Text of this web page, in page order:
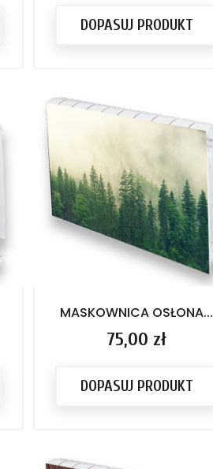
DOPASUJ PRODUKT
MASKOWNICA OSŁONA...
Cena
75,00 zł
DOPASUJ PRODUKT